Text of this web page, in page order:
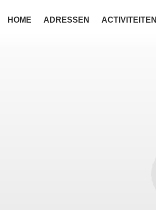
HOME ADRESSEN ACTIVITEITEN